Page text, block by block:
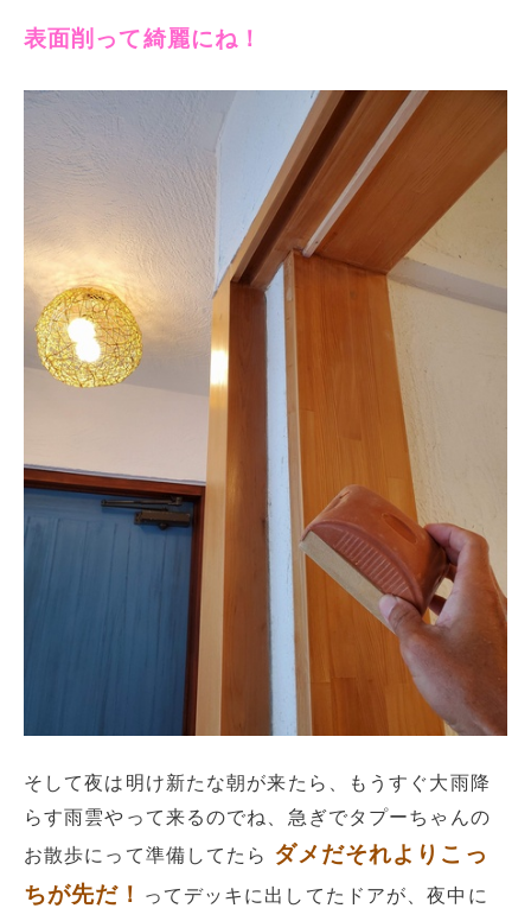
表面削って綺麗にね！
そして夜は明け新たな朝が来たら、もうすぐ大雨降
らす雨雲やって来るのでね、急ぎでタプーちゃんの
お散歩にって準備してたら ダメだそれよりこっ
ちが先だ！
ってデッキに出してたドアが、夜中に